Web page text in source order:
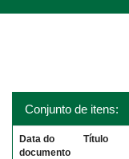
Conjunto de itens:
Data do
documento
Título